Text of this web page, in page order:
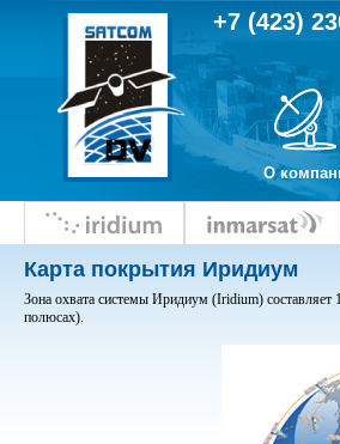
+7 (423)
О
Карта покрытия Иридиум
Зона охвата системы Иридиум (Iridium) составляет
полюсах).